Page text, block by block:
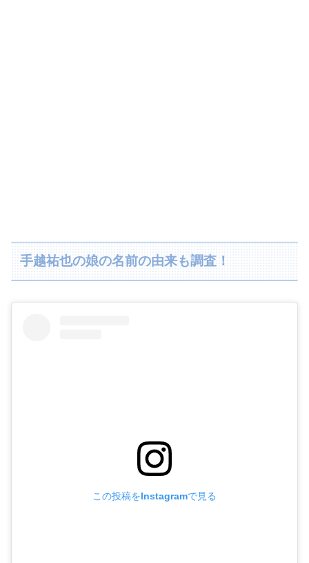
手越祐也の娘の名前の由来も調査！
この投稿をInstagramで見る